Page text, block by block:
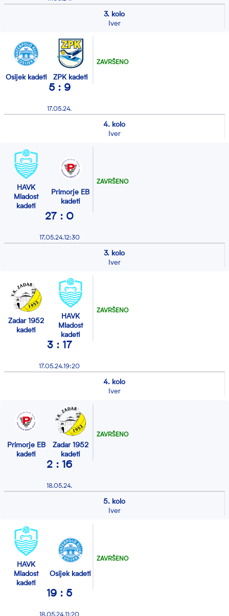
3. kolo
Iver
4. kolo
Iver
Osijek kadeti
5 : 9
17.05.24.
ZPK kadeti
ZAVRŠENO
3. kolo
Iver
HAVK
Mladost
kadeti
27 : 0
17.05.24.12:30
Primorje EB
kadeti
ZAVRŠENO
4. kolo
Iver
Zadar 1952
kadeti
3 : 17
17.05.24.19:20
HAVK
Mladost
kadeti
ZAVRŠENO
5. kolo
Iver
Primorje EB
kadeti
2 : 16
18.05.24.
Zadar 1952
kadeti
ZAVRŠENO
HAVK
Mladost
kadeti
19 : 5
Osijek kadeti
ZAVRŠENO